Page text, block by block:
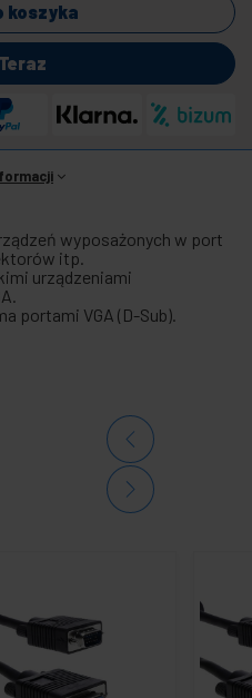
koszyka
wyposażonych w port
itp.
urządzeniami
portami VGA (D-Sub).